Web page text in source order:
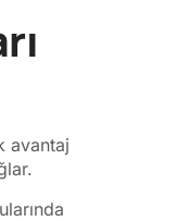
avantaj